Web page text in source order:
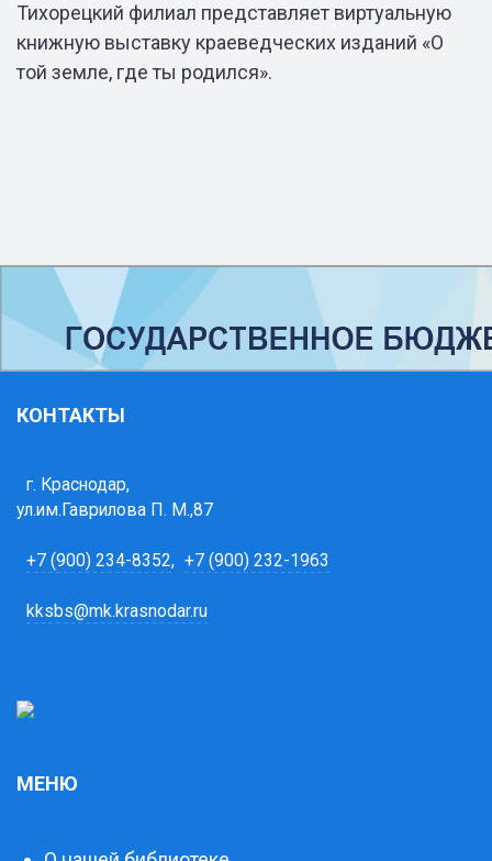
Тихорецкий филиал представляет виртуальную
книжную выставку краеведческих изданий «О
той земле, где ты родился».
КОНТАКТЫ
г. Краснодар,
ул.им.Гаврилова П. М.,87
+7 (900) 234-8352, +7 (900) 232-1963
kksbs@mk.krasnodar.ru
МЕНЮ